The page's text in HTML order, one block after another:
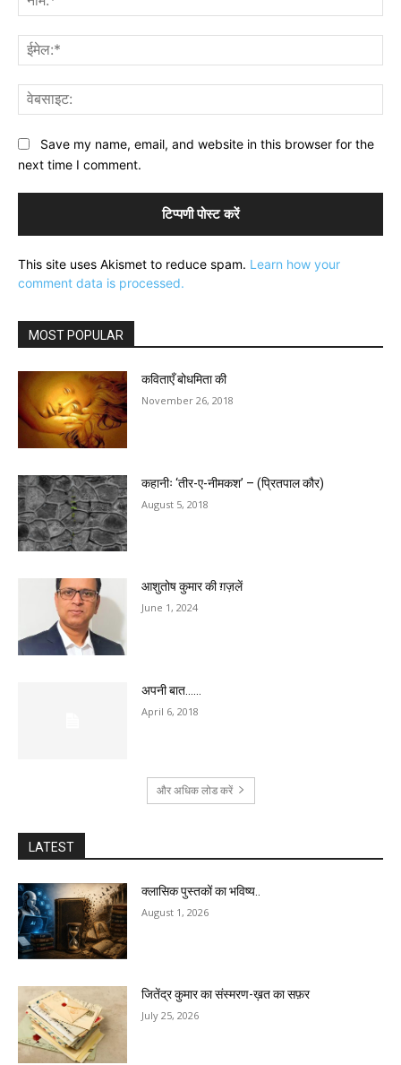
Save my name, email, and website in this browser for the
next time I comment.
This site uses Akismet to reduce spam. Learn how your
comment data is processed.
MOST POPULAR
कविताएँ बोधमिता की
November 26, 2018
कहानीः ‘तीर-ए-नीमकश’ – (प्रितपाल कौर)
August 5, 2018
आशुतोष कुमार की ग़ज़लें
June 1, 2024
अपनी बात……
April 6, 2018
और अधिक लोड करें
LATEST
क्लासिक पुस्तकों का भविष्य..
August 1, 2026
जितेंद्र कुमार का संस्मरण-ख़त का सफ़र
July 25, 2026